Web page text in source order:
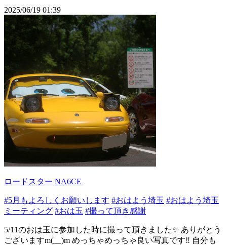
2025/06/19 01:39
ロードスター NA6CE
#5月もよろしくお願いします #おはよう埼玉 #おはよう埼玉
ミーティング #おは玉 #撮って頂き感謝
5/11のおは玉に参加した時に撮って頂きました✨ ありがとう
ございますm(__)m めっちゃめっちゃ良い写真です‼️ 自分も